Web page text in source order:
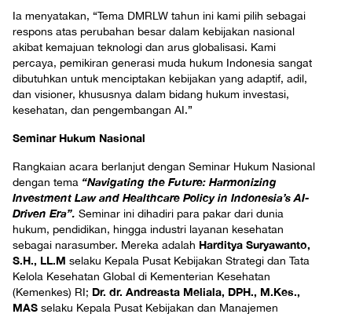
Ia menyatakan, “Tema DMRLW tahun ini kami pilih sebagai
respons atas perubahan besar dalam kebijakan nasional
akibat kemajuan teknologi dan arus globalisasi. Kami
percaya, pemikiran generasi muda hukum Indonesia sangat
dibutuhkan untuk menciptakan kebijakan yang adaptif, adil,
dan visioner, khususnya dalam bidang hukum investasi,
kesehatan, dan pengembangan AI.”
Seminar Hukum Nasional
Rangkaian acara berlanjut dengan Seminar Hukum Nasional
dengan tema “Navigating the Future: Harmonizing
Investment Law and Healthcare Policy in Indonesia’s AI-
Driven Era”. Seminar ini dihadiri para pakar dari dunia
hukum, pendidikan, hingga industri layanan kesehatan
sebagai narasumber. Mereka adalah Harditya Suryawanto,
S.H., LL.M selaku Kepala Pusat Kebijakan Strategi dan Tata
Kelola Kesehatan Global di Kementerian Kesehatan
(Kemenkes) RI; Dr. dr. Andreasta Meliala, DPH., M.Kes.,
MAS selaku Kepala Pusat Kebijakan dan Manajemen